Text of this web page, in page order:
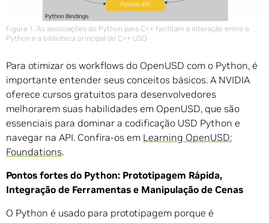
Figura 1. As associações do Python para C++ facilitam a interação entre o
Python e a biblioteca principal do C++ USD
Para otimizar os workflows do OpenUSD com o Python, é
importante entender seus conceitos básicos. A NVIDIA
oferece cursos gratuitos para desenvolvedores
melhorarem suas habilidades em OpenUSD, que são
essenciais para dominar a codificação USD Python e
navegar na API. Confira-os em Learning OpenUSD:
Foundations.
Pontos fortes do Python: Prototipagem Rápida,
Integração de Ferramentas e Manipulação de Cenas
O Python é usado para prototipagem porque é